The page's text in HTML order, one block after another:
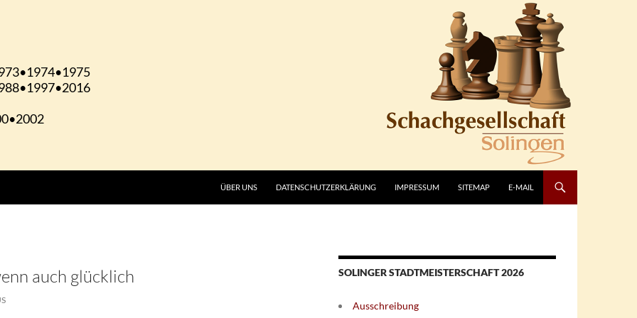
ÜBER UNS DATENSCHUTZERKLÄRUNG IMPRESSUM SITEMAP E-MAIL
auch glücklich SOLINGER STADTMEISTERSCHAFT 2026
Ausschreibung